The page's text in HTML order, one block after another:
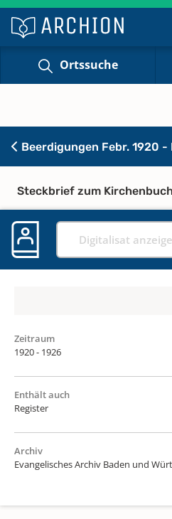
Ortssuche
Beerdigungen Febr. 1920 -
Steckbrief zum Kirchenbuch
Digitalisat
Zeitraum
1920 - 1926
Enthält auch
Register
Archiv
Evangelisches Archiv Baden und